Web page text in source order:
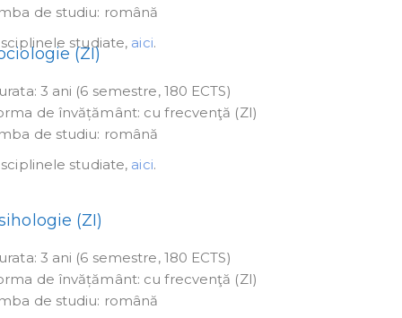
de studiu: română
studiate, aici.
(ZI)
3 ani (6 semestre, 180 ECTS)
de învățământ: cu frecvenţă (ZI)
de studiu: română
studiate, aici.
(ZI)
3 ani (6 semestre, 180 ECTS)
de învățământ: cu frecvenţă (ZI)
de studiu: română